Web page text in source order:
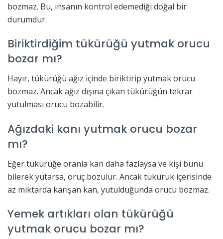
bozmaz. Bu, insanın kontrol edemediği doğal bir
durumdur.
Biriktirdiğim tükürüğü yutmak orucu
bozar mı?
Hayır, tükürüğü ağız içinde biriktirip yutmak orucu
bozmaz. Ancak ağız dışına çıkan tükürüğün tekrar
yutulması orucu bozabilir.
Ağızdaki kanı yutmak orucu bozar
mı?
Eğer tükürüğe oranla kan daha fazlaysa ve kişi bunu
bilerek yutarsa, oruç bozulur. Ancak tükürük içerisinde
az miktarda karışan kan, yutulduğunda orucu bozmaz.
Yemek artıkları olan tükürüğü
yutmak orucu bozar mı?